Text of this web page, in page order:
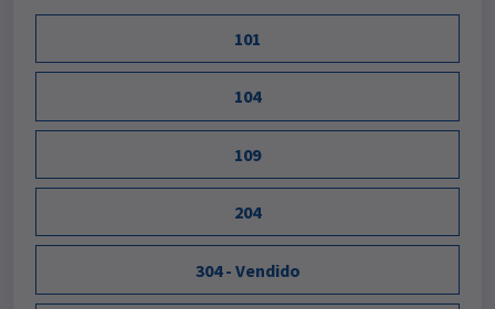
101
104
109
204
304 - Vendido